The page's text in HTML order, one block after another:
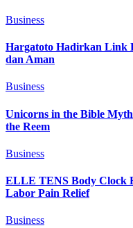
Business
Hargatoto Hadirkan Link
dan Aman
Business
Unicorns in the Bible
the Reem
Business
ELLE TENS Body Clock
Labor Pain Relief
Business